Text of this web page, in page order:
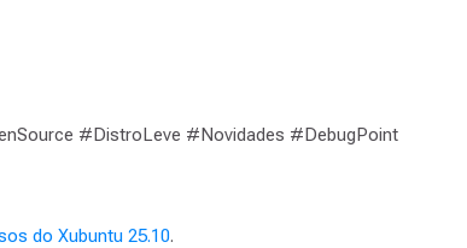
#DistroLeve #Novidades #DebugPoint
do Xubuntu 25.10.